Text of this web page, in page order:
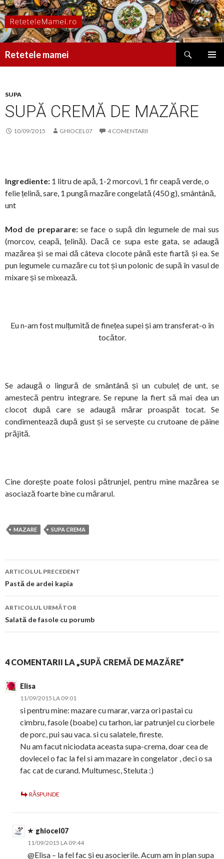
Retetele mamei
SUPA
SUPĂ CREMĂ DE MAZĂRE
10/09/2015 GHIOCEL07 4 COMENTARII
Ingrediente: 1 litru de apă, 1-2 morcovi, 1 fir ceapă verde, o
felie țelină, sare, 1 pungă mazăre congelată (450 g), smântână,
unt
Mod de preparare:se face o supă din legumele de mai sus
(morcov, ceapă, țelină). Dacă ce supa este gata, se adaugă
mazărea și se mai dă câteva clocote până este fiartă și ea. Se
pun legumele cu mazăre cu tot și un polonic de supă în vasul de
mixare și se mixează.
Eu n-am fost mulțumită de finețea supei și am transferat-o în
tocător.
Se adaugă o lingură de smântână și un cubuleț de unt, se
amestecă pentru integrare. Se repune la fiert să mai dea un
clocot după care se adaugă mărar proaspăt tocat. Se
condimentează după gust și se servește cu crutoane de pâine
prăjită.
Cine dorește poate folosi pătrunjel, pentru mine mazărea se
asociază foarte bine cu mărarul.
MAZARE SUPA CREMA
Navigare
în
articol
ARTICOLUL PRECEDENT
Pastă de ardei kapia
ARTICOLUL URMĂTOR
Salată de fasole cu porumb
4 COMENTARII LA „SUPĂ CREMĂ DE MAZĂRE”
Elisa
11/09/2015 LA 09:01
si pentru mine: mazare cu marar, varza ori pastai cu
cimbru, fasole (boabe) cu tarhon, iar patrunjel cu ciorbele
de porc, pui sau vaca. si cu salatele, fireste.
Nu am facut niciodata aceasta supa-crema, doar cea de
dovlecel o fac la fel si am mazare in congelator , deci o sa
fac cat de curand. Multumesc, Steluta :)
RĂSPUNDE
ghiocel07
11/09/2015 LA 09:44
@Elisa – la fel fac și eu asocierile. Acum am în plan supa